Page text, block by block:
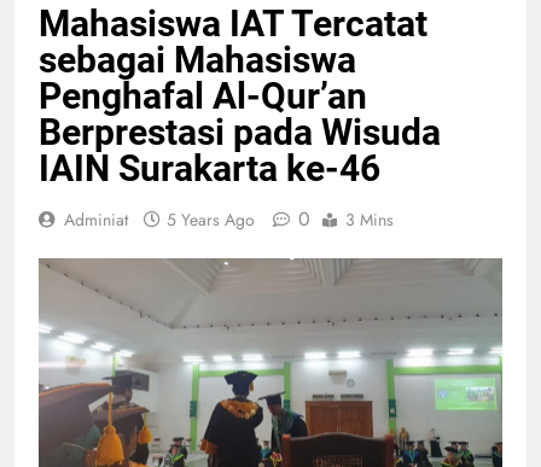
Mahasiswa IAT Tercatat
sebagai Mahasiswa
Penghafal Al-Qur’an
Berprestasi pada Wisuda
IAIN Surakarta ke-46
Adminiat 5 Years Ago 0 3 Mins